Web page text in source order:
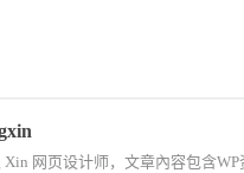
Xin 网页设计师，文章內容包含WP